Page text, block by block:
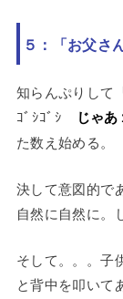
５：「お父さ
知らんぷりして
ｺﾞｼｺﾞｼ
じゃあ
た数え始める。
決して意図的で
自然に自然に。
そして。。。子
と背中を叩いて